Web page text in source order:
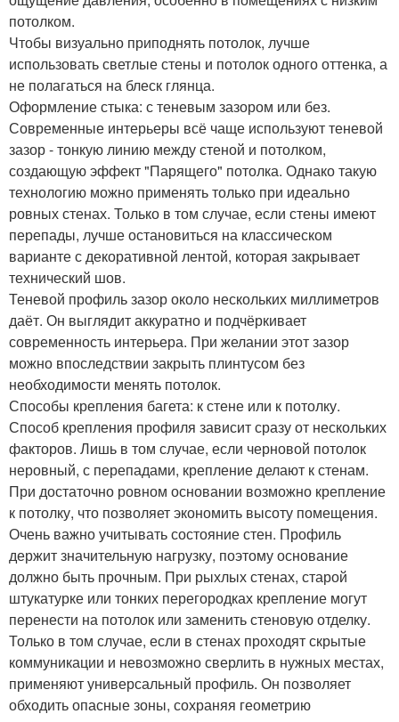
потолком.
Чтобы визуально приподнять потолок, лучше
использовать светлые стены и потолок одного оттенка, а
не полагаться на блеск глянца.
Оформление стыка: с теневым зазором или без.
Современные интерьеры всё чаще используют теневой
зазор - тонкую линию между стеной и потолком,
создающую эффект "Парящего" потолка. Однако такую
технологию можно применять только при идеально
ровных стенах. Только в том случае, если стены имеют
перепады, лучше остановиться на классическом
варианте с декоративной лентой, которая закрывает
технический шов.
Теневой профиль зазор около нескольких миллиметров
даёт. Он выглядит аккуратно и подчёркивает
современность интерьера. При желании этот зазор
можно впоследствии закрыть плинтусом без
необходимости менять потолок.
Способы крепления багета: к стене или к потолку.
Способ крепления профиля зависит сразу от нескольких
факторов. Лишь в том случае, если черновой потолок
неровный, с перепадами, крепление делают к стенам.
При достаточно ровном основании возможно крепление
к потолку, что позволяет экономить высоту помещения.
Очень важно учитывать состояние стен. Профиль
держит значительную нагрузку, поэтому основание
должно быть прочным. При рыхлых стенах, старой
штукатурке или тонких перегородках крепление могут
перенести на потолок или заменить стеновую отделку.
Только в том случае, если в стенах проходят скрытые
коммуникации и невозможно сверлить в нужных местах,
применяют универсальный профиль. Он позволяет
обходить опасные зоны, сохраняя геометрию